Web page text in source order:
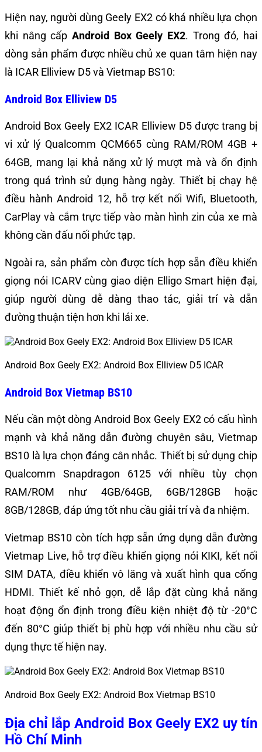
Hiện nay, người dùng Geely EX2 có khá nhiều lựa chọn
khi nâng cấp Android Box Geely EX2. Trong đó, hai
dòng sản phẩm được nhiều chủ xe quan tâm hiện nay
là ICAR Elliview D5 và Vietmap BS10:
Android Box Elliview D5
Android Box Geely EX2 ICAR Elliview D5 được trang bị
vi xử lý Qualcomm QCM665 cùng RAM/ROM 4GB +
64GB, mang lại khả năng xử lý mượt mà và ổn định
trong quá trình sử dụng hàng ngày. Thiết bị chạy hệ
điều hành Android 12, hỗ trợ kết nối Wifi, Bluetooth,
CarPlay và cắm trực tiếp vào màn hình zin của xe mà
không cần đấu nối phức tạp.
Ngoài ra, sản phẩm còn được tích hợp sẵn điều khiển
giọng nói ICARV cùng giao diện Elligo Smart hiện đại,
giúp người dùng dễ dàng thao tác, giải trí và dẫn
đường thuận tiện hơn khi lái xe.
Android Box Geely EX2: Android Box Elliview D5 ICAR
Android Box Vietmap BS10
Nếu cần một dòng Android Box Geely EX2 có cấu hình
mạnh và khả năng dẫn đường chuyên sâu, Vietmap
BS10 là lựa chọn đáng cân nhắc. Thiết bị sử dụng chip
Qualcomm Snapdragon 6125 với nhiều tùy chọn
RAM/ROM như 4GB/64GB, 6GB/128GB hoặc
8GB/128GB, đáp ứng tốt nhu cầu giải trí và đa nhiệm.
Vietmap BS10 còn tích hợp sẵn ứng dụng dẫn đường
Vietmap Live, hỗ trợ điều khiển giọng nói KIKI, kết nối
SIM DATA, điều khiển vô lăng và xuất hình qua cổng
HDMI. Thiết kế nhỏ gọn, dễ lắp đặt cùng khả năng
hoạt động ổn định trong điều kiện nhiệt độ từ -20°C
đến 80°C giúp thiết bị phù hợp với nhiều nhu cầu sử
dụng thực tế hiện nay.
Android Box Geely EX2: Android Box Vietmap BS10
Địa chỉ lắp Android Box Geely EX2 uy tín
Hồ Chí Minh